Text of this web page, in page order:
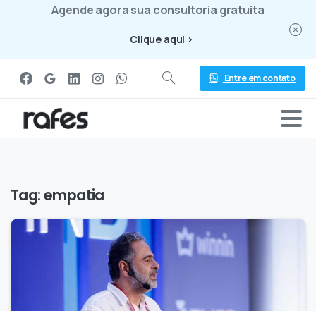
Agende agora sua consultoria gratuita
Clique aqui >
Entre em contato
Tag:empatia